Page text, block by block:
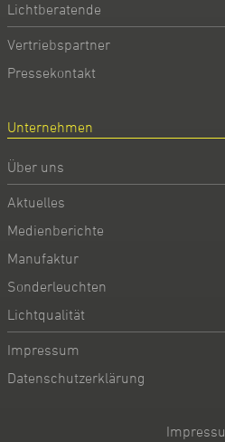
Lichtberatende
Vertriebspartner
Pressekontakt
Unternehmen
Über uns
Aktuelles
Medienberichte
Manufaktur
Sonderleuchten
Lichtqualität
Impressum
Datenschutzerklärung